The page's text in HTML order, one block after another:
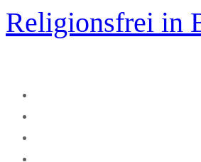
Zum
Inhalt
springen
Religionsfrei in